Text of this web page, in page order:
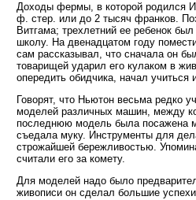
Доходы фермы, в которой родился
ф. стер. или до 2 тысяч франков.
Витгама; трехлетний ее ребенок
школу. На двенадцатом году
сам рассказывал, что сначала он
товарищей ударил его кулаком в
опередить обидчика, начал
Говорят, что Ньютон весьма редко
моделей различных машин, между
последнюю модель была посажена
съедала муку. Инструменты для
строжайшей бережливостью.
считали его за комету.
Для моделей надо было
живописи он сделал большие